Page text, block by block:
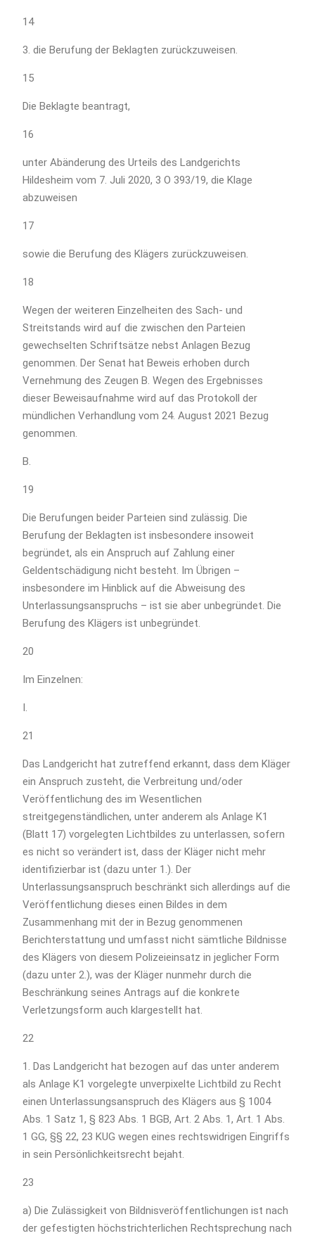
14
3. die Berufung der Beklagten zurückzuweisen.
15
Die Beklagte beantragt,
16
unter Abänderung des Urteils des Landgerichts
Hildesheim vom 7. Juli 2020, 3 O 393/19, die Klage
abzuweisen
17
sowie die Berufung des Klägers zurückzuweisen.
18
Wegen der weiteren Einzelheiten des Sach- und
Streitstands wird auf die zwischen den Parteien
gewechselten Schriftsätze nebst Anlagen Bezug
genommen. Der Senat hat Beweis erhoben durch
Vernehmung des Zeugen B. Wegen des Ergebnisses
dieser Beweisaufnahme wird auf das Protokoll der
mündlichen Verhandlung vom 24. August 2021 Bezug
genommen.
B.
19
Die Berufungen beider Parteien sind zulässig. Die
Berufung der Beklagten ist insbesondere insoweit
begründet, als ein Anspruch auf Zahlung einer
Geldentschädigung nicht besteht. Im Übrigen –
insbesondere im Hinblick auf die Abweisung des
Unterlassungsanspruchs – ist sie aber unbegründet. Die
Berufung des Klägers ist unbegründet.
20
Im Einzelnen:
I.
21
Das Landgericht hat zutreffend erkannt, dass dem Kläger
ein Anspruch zusteht, die Verbreitung und/oder
Veröffentlichung des im Wesentlichen
streitgegenständlichen, unter anderem als Anlage K1
(Blatt 17) vorgelegten Lichtbildes zu unterlassen, sofern
es nicht so verändert ist, dass der Kläger nicht mehr
identifizierbar ist (dazu unter 1.). Der
Unterlassungsanspruch beschränkt sich allerdings auf die
Veröffentlichung dieses einen Bildes in dem
Zusammenhang mit der in Bezug genommenen
Berichterstattung und umfasst nicht sämtliche Bildnisse
des Klägers von diesem Polizeieinsatz in jeglicher Form
(dazu unter 2.), was der Kläger nunmehr durch die
Beschränkung seines Antrags auf die konkrete
Verletzungsform auch klargestellt hat.
22
1. Das Landgericht hat bezogen auf das unter anderem
als Anlage K1 vorgelegte unverpixelte Lichtbild zu Recht
einen Unterlassungsanspruch des Klägers aus § 1004
Abs. 1 Satz 1, § 823 Abs. 1 BGB, Art. 2 Abs. 1, Art. 1 Abs.
1 GG, §§ 22, 23 KUG wegen eines rechtswidrigen Eingriffs
in sein Persönlichkeitsrecht bejaht.
23
a) Die Zulässigkeit von Bildnisveröffentlichungen ist nach
der gefestigten höchstrichterlichen Rechtsprechung nach